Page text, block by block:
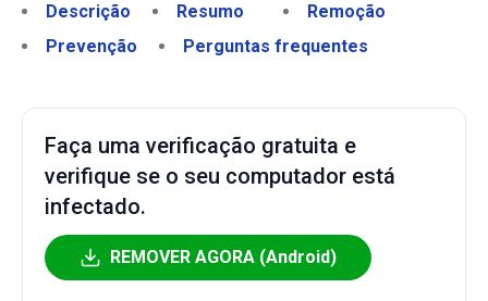
Descrição
Resumo
Remoção
Prevenção
Perguntas frequentes
Faça uma verificação gratuita e
verifique se o seu computador está
infectado.
REMOVER AGORA (Android)